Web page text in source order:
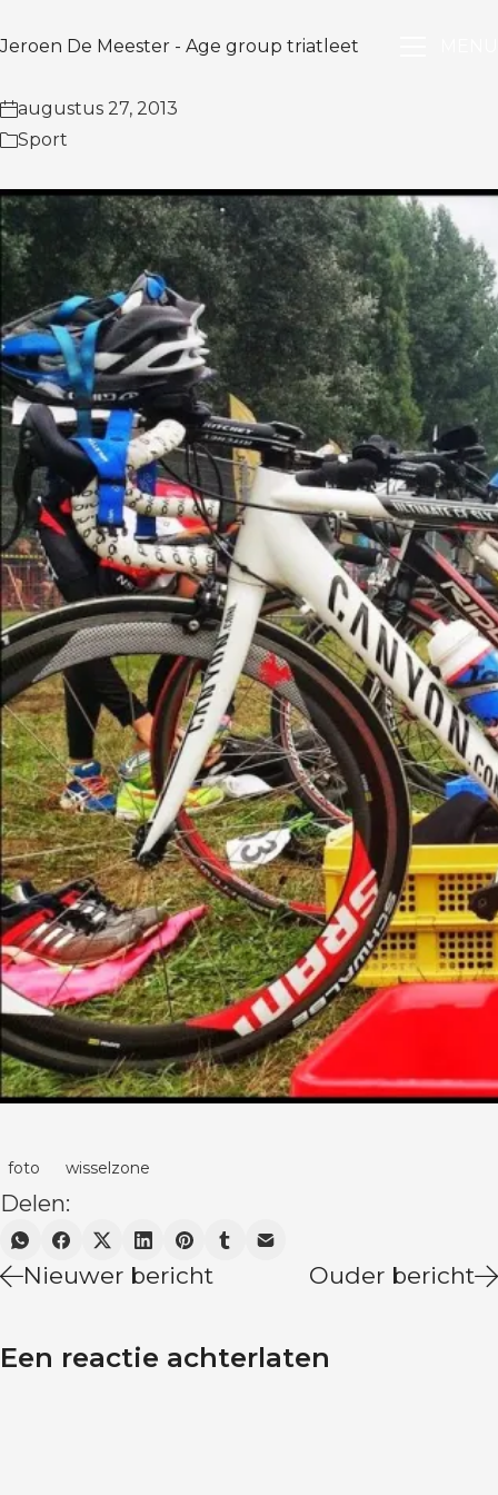
Jeroen De Meester - Age group triatleet
augustus 27, 2013
Sport
foto wisselzone
Delen:
Nieuwer bericht Ouder bericht
Een reactie achterlaten